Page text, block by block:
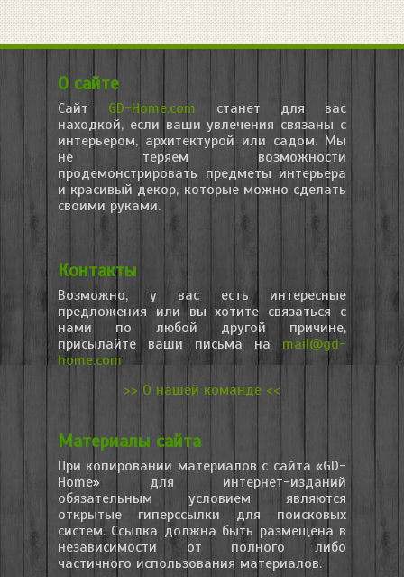
О сайте
Сайт GD-Home.com станет для вас
находкой, если ваши увлечения связаны с
интерьером, архитектурой или садом. Мы
не теряем возможности
продемонстрировать предметы интерьера
и красивый декор, которые можно сделать
своими руками.
Контакты
Возможно, у вас есть интересные
предложения или вы хотите связаться с
нами по любой другой причине,
присылайте ваши письма на mail@gd-
home.com
>> О нашей команде <<
Материалы сайта
При копировании материалов с сайта «GD-
Home» для интернет-изданий
обязательным условием являются
открытые гиперссылки для поисковых
систем. Ссылка должна быть размещена в
независимости от полного либо
частичного использования материалов.